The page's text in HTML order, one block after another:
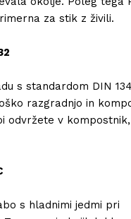
za stik z živili.
s standardom DIN
razgradnjo in
odvržete v
s hladnimi jedmi pri